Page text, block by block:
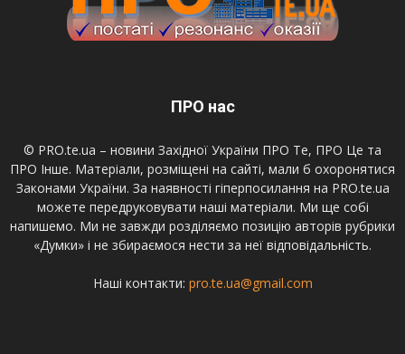
ПРО нас
© PRO.te.ua – новини Західної України ПРО Те, ПРО Це та
ПРО Інше. Матеріали, розміщені на сайті, мали б охоронятися
Законами України. За наявності гіперпосилання на PRO.te.ua
можете передруковувати наші матеріали. Ми ще собі
напишемо. Ми не завжди розділяємо позицію авторів рубрики
«Думки» і не збираємося нести за неї відповідальність.
Наші контакти: pro.te.ua@gmail.com